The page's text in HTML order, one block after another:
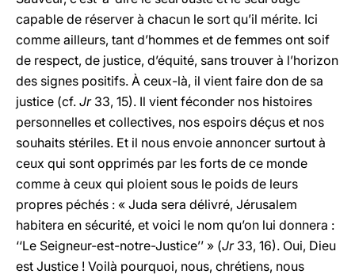
capable de réserver à chacun le sort qu’il mérite. Ici
comme ailleurs, tant d’hommes et de femmes ont soif
de respect, de justice, d’équité, sans trouver à l’horizon
des signes positifs. À ceux-là, il vient faire don de sa
justice (cf. Jr33, 15). Il vient féconder nos histoires
personnelles et collectives, nos espoirs déçus et nos
souhaits stériles. Et il nous envoie annoncer surtout à
ceux qui sont opprimés par les forts de ce monde
comme à ceux qui ploient sous le poids de leurs
propres péchés : « Juda sera délivré, Jérusalem
habitera en sécurité, et voici le nom qu’on lui donnera :
‘‘Le Seigneur-est-notre-Justice’’ » (Jr33, 16). Oui, Dieu
est Justice ! Voilà pourquoi, nous, chrétiens, nous